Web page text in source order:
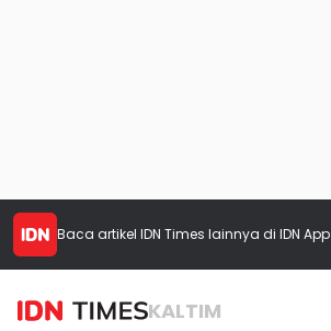
Baca artikel IDN Times lainnya di IDN App
KALTIM